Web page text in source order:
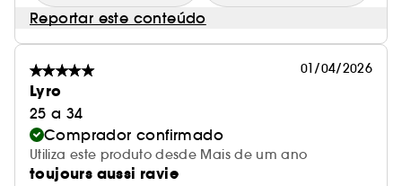
Reportar este conteúdo
01/04/2026
Lyro
25 a 34
Comprador confirmado
Utiliza este produto desde Mais de um ano
toujours aussi ravie